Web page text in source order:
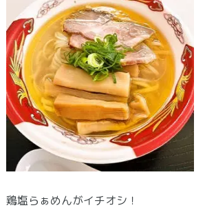
鶏塩らぁめんがイチオシ！